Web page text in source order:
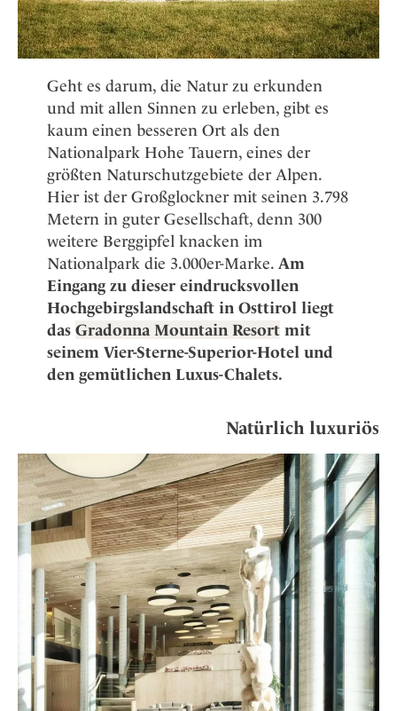
Geht es darum, die Natur zu erkunden
und mit allen Sinnen zu erleben, gibt es
kaum einen besseren Ort als den
Nationalpark Hohe Tauern, eines der
größten Naturschutzgebiete der Alpen.
Hier ist der Großglockner mit seinen 3.798
Metern in guter Gesellschaft, denn 300
weitere Berggipfel knacken im
Nationalpark die 3.000er-Marke. Am
Eingang zu dieser eindrucksvollen
Hochgebirgslandschaft in Osttirol liegt
das Gradonna Mountain Resortmit
seinem Vier-Sterne-Superior-Hotel und
den gemütlichen Luxus-Chalets.
Natürlich luxuriös